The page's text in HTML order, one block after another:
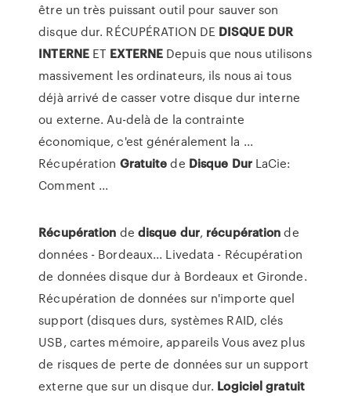
être un très puissant outil pour sauver son
disque dur. RÉCUPÉRATION DE DISQUE DUR
INTERNEET EXTERNE Depuis que nous utilisons
massivement les ordinateurs, ils nous ai tous
déjà arrivé de casser votre disque dur interne
ou externe. Au-delà de la contrainte
économique, c'est généralement la ...
Récupération Gratuitede Disque DurLaCie:
Comment ...
Récupération de disque dur, récupérationde
données - Bordeaux... Livedata - Récupération
de données disque dur à Bordeaux et Gironde.
Récupération de données sur n'importe quel
support (disques durs, systèmes RAID, clés
USB, cartes mémoire, appareils Vous avez plus
de risques de perte de données sur un support
externe que sur un disque dur. Logiciel gratuit